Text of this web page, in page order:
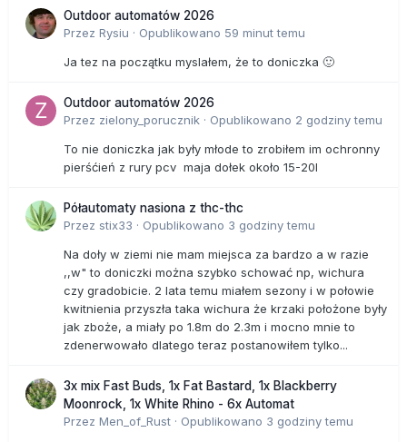
Outdoor automatów 2026
Przez Rysiu · Opublikowano 59 minut temu
Ja tez na początku myslałem, że to doniczka 🙂
Outdoor automatów 2026
Przez zielony_porucznik · Opublikowano 2 godziny temu
To nie doniczka jak były młode to zrobiłem im ochronny
pierśćień z rury pcv maja dołek około 15-20l
Półautomaty nasiona z thc-thc
Przez stix33 · Opublikowano 3 godziny temu
Na doły w ziemi nie mam miejsca za bardzo a w razie
,,w" to doniczki można szybko schować np, wichura
czy gradobicie. 2 lata temu miałem sezony i w połowie
kwitnienia przyszła taka wichura że krzaki położone były
jak zboże, a miały po 1.8m do 2.3m i mocno mnie to
zdenerwowało dlatego teraz postanowiłem tylko...
3x mix Fast Buds, 1x Fat Bastard, 1x Blackberry
Moonrock, 1x White Rhino - 6x Automat
Przez Men_of_Rust · Opublikowano 3 godziny temu